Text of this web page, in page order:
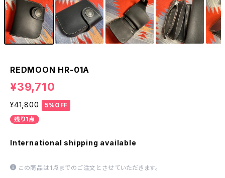
REDMOON HR-01A
¥39,710
¥41,800
5%OFF
残り1点
International shipping available
この商品は1点までのご注文とさせていただきます。